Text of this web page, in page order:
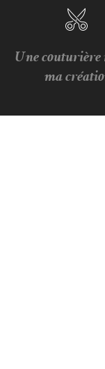
Une couturière
ma